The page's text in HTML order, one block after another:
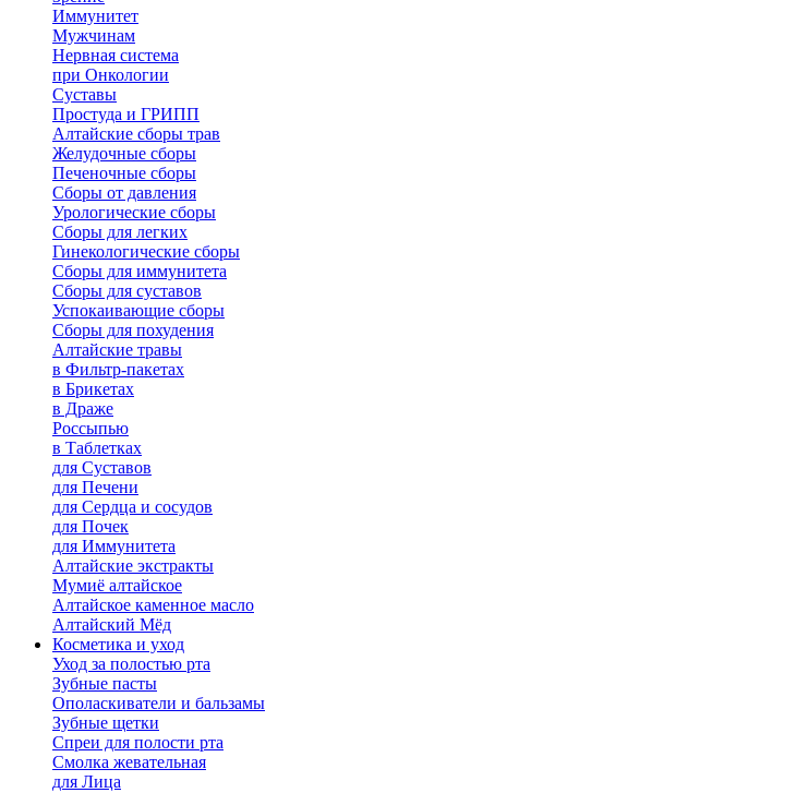
Иммунитет
Мужчинам
Нервная система
при Онкологии
Суставы
Простуда и ГРИПП
Алтайские сборы трав
Желудочные сборы
Печеночные сборы
Сборы от давления
Урологические сборы
Сборы для легких
Гинекологические сборы
Сборы для иммунитета
Сборы для суставов
Успокаивающие сборы
Сборы для похудения
Алтайские травы
в Фильтр-пакетах
в Брикетах
в Драже
Россыпью
в Таблетках
для Cуставов
для Печени
для Сердца и сосудов
для Почек
для Иммунитета
Алтайские экстракты
Мумиё алтайское
Алтайское каменное масло
Алтайский Мёд
Косметика и уход
Уход за полостью рта
Зубные пасты
Ополаскиватели и бальзамы
Зубные щетки
Спреи для полости рта
Смолка жевательная
для Лица